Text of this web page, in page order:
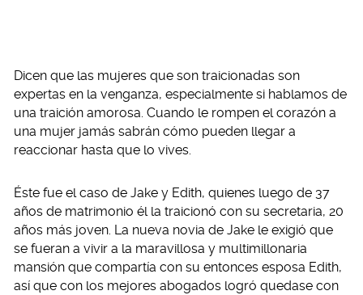
Dicen que las mujeres que son traicionadas son
expertas en la venganza, especialmente si hablamos de
una traición amorosa. Cuando le rompen el corazón a
una mujer jamás sabrán cómo pueden llegar a
reaccionar hasta que lo vives.
Éste fue el caso de Jake y Edith, quienes luego de 37
años de matrimonio él la traicionó con su secretaria, 20
años más joven. La nueva novia de Jake le exigió que
se fueran a vivir a la maravillosa y multimillonaria
mansión que compartía con su entonces esposa Edith,
así que con los mejores abogados logró quedase con